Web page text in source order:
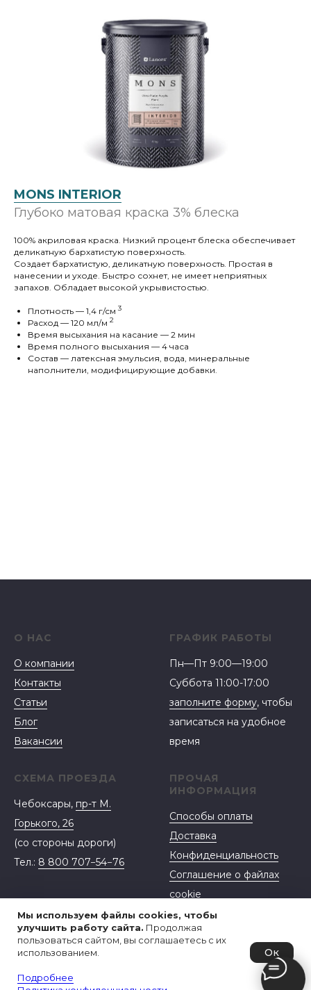
MONS INTERIOR
Глубоко матовая краска 3% блеска
100% акриловая краска. Низкий процент блеска обеспечивает
деликатную бархатистую поверхность.
Создает бархатистую, деликатную поверхность. Простая в
нанесении и уходе. Быстро сохнет, не имеет неприятных
запахов. Обладает высокой укрывистостью.
Плотность — 1,4 г/cм 3
Расход — 120 мл/м 2
Время высыхания на касание — 2 мин
Время полного высыхания — 4 часа
Состав — латексная эмульсия, вода, минеральные
наполнители, модифицирующие добавки.
Мы используем файлы cookies, чтобы
улучшить работу сайта. Продолжая
пользоваться сайтом, вы соглашаетесь с их
использованием.
Подробнее
Ок
О НАС
О компании
Контакты
Статьи
Блог
Вакансии
ГРАФИК РАБОТЫ
Пн—Пт 9:00—19:00
Суббота 11:00-17:00
заполните форму, чтобы
записаться на удобное
время
СХЕМА ПРОЕЗДА
Чебоксары, пр-т М.
Горького, 26
(со стороны дороги)
Тел.: 8 800 707−54−76
ПРОЧАЯ
ИНФОРМАЦИЯ
Способы оплаты
Доставка
Конфиденциальность
Соглашение о файлах
cookie
Договор-оферта